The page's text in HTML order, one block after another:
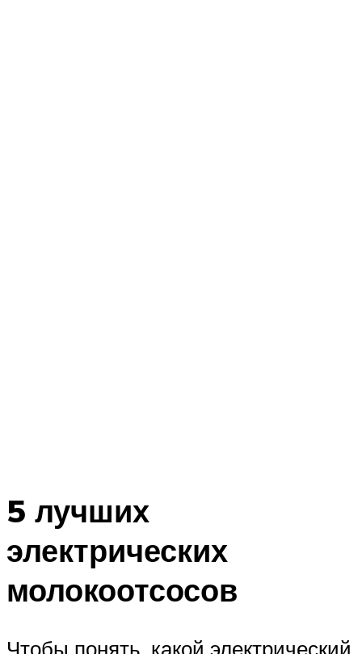
5 лучших
электрических
молокоотсосов
Чтобы понять, какой электрический